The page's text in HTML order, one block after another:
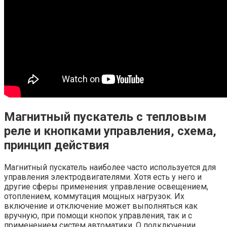
Магнитный пускатель с тепловым
реле и кнопками управления, схема,
принцип действия
Магнитный пускатель наиболее часто используется для
управления электродвигателями. Хотя есть у него и
другие сферы применения: управление освещением,
отоплением, коммутация мощных нагрузок. Их
включение и отключение может выполняться как
вручную, при помощи кнопок управления, так и с
применением систем автоматики. О подключении